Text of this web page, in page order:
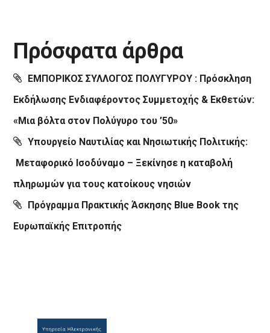
Πρόσφατα άρθρα
ΕΜΠΟΡΙΚΟΣ ΣΥΛΛΟΓΟΣ ΠΟΛΥΓΥΡΟΥ : Πρόσκληση
Εκδήλωσης Ενδιαφέροντος Συμμετοχής & Εκθετών:
«Μια βόλτα στον Πολύγυρο του ’50»
Υπουργείο Ναυτιλίας και Νησιωτικής Πολιτικής:
Μεταφορικό Ισοδύναμο – Ξεκίνησε η καταβολή
πληρωμών για τους κατοίκους νησιών
Πρόγραμμα Πρακτικής Άσκησης Blue Book της
Ευρωπαϊκής Επιτροπής